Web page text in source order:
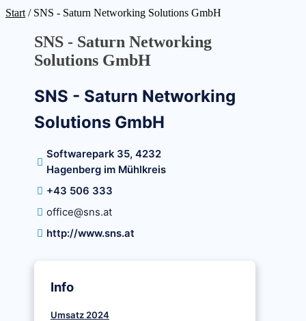
Start / SNS - Saturn Networking Solutions GmbH
SNS - Saturn Networking
Solutions GmbH
SNS - Saturn Networking
Solutions GmbH
Softwarepark 35, 4232
Hagenberg im Mühlkreis
+43 506 333
office@sns.at
http://www.sns.at
Info
Umsatz 2024